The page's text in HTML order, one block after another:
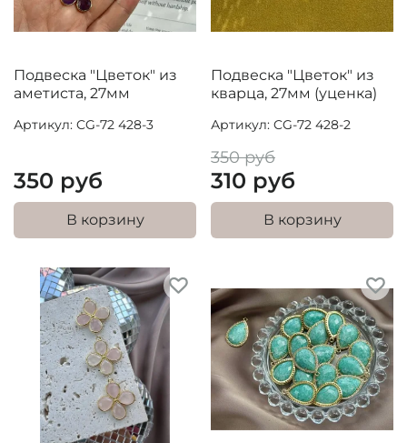
Подвеска "Цветок" из
аметиста, 27мм
Артикул: CG-72 428-3
350 руб
В корзину
Подвеска "Цветок" из
кварца, 27мм (уценка)
Артикул: CG-72 428-2
350 руб
310 руб
В корзину